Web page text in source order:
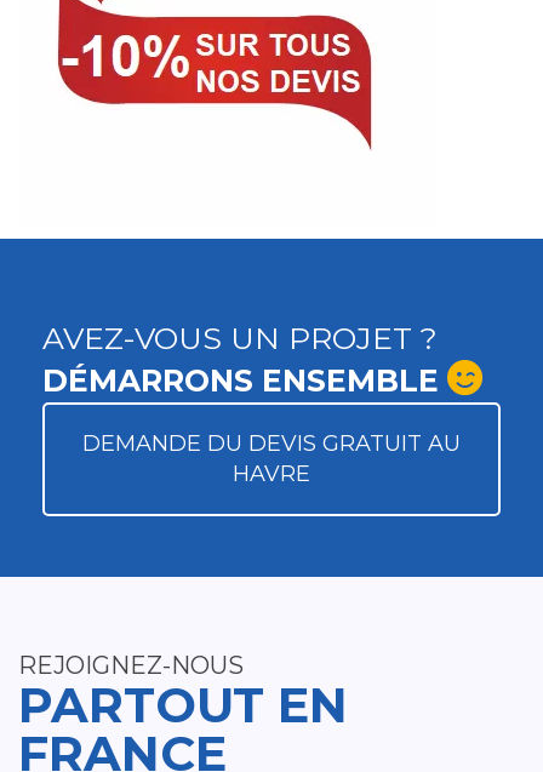
AVEZ-VOUS UN PROJET ?
DÉMARRONS ENSEMBLE
DEMANDE DU DEVIS GRATUIT AU
HAVRE
REJOIGNEZ-NOUS
PARTOUT EN
FRANCE